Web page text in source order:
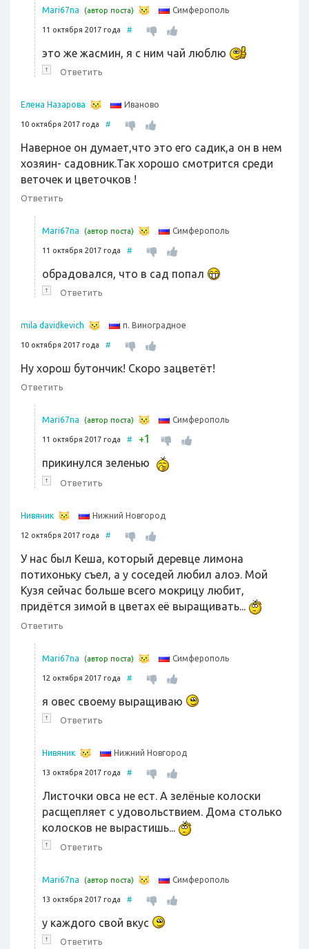
Mari67na (автор поста) Симферополь
11 октября 2017 года #
это же жасмин, я с ним чай люблю
↑ Ответить
Елена Назарова Иваново
10 октября 2017 года #
Наверное он думает,что это его садик,а он в нем
хозяин- садовник.Так хорошо смотрится среди
веточек и цветочков !
Ответить
Mari67na (автор поста) Симферополь
11 октября 2017 года #
обрадовался, что в сад попал
↑ Ответить
mila davidkevich п. Виноградное
10 октября 2017 года #
Ну хорош бутончик! Скоро зацветёт!
Ответить
Mari67na (автор поста) Симферополь
11 октября 2017 года # +1
прикинулся зеленью
↑ Ответить
Нивяник Нижний Новгород
12 октября 2017 года #
У нас был Кеша, который деревце лимона
потихоньку съел, а у соседей любил алоэ. Мой
Кузя сейчас больше всего мокрицу любит,
придётся зимой в цветах её выращивать...
Ответить
Mari67na (автор поста) Симферополь
12 октября 2017 года #
я овес своему выращиваю
↑ Ответить
Нивяник Нижний Новгород
13 октября 2017 года #
Листочки овса не ест. А зелёные колоски
расщепляет с удовольствием. Дома столько
колосков не вырастишь...
↑ Ответить
Mari67na (автор поста) Симферополь
13 октября 2017 года #
у каждого свой вкус
↑ Ответить